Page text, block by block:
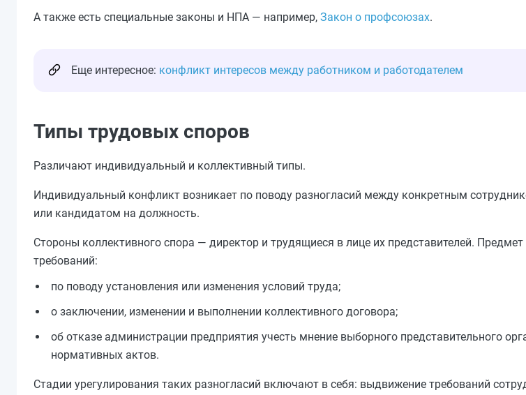
А также есть специальные законы и НПА — например, Закон о профсоюзах.
Еще интересное: конфликт интересов между работником и работодателем
Типы трудовых споров
Различают индивидуальный и коллективный типы.
Индивидуальный конфликт возникает по поводу разногласий между конкретным
или кандидатом на должность.
Стороны коллективного спора — директор и трудящиеся в лице их представителей.
требований:
по поводу установления или изменения условий труда;
о заключении, изменении и выполнении коллективного договора;
об отказе администрации предприятия учесть мнение выборного представительного
нормативных актов.
Стадии урегулирования таких разногласий включают в себя: выдвижение требований